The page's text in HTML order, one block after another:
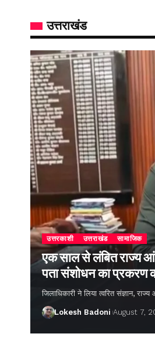
उत्तराखंड
उत्तरकाशी उत्तराखंड सामाजिक
एक साल से लंबित राज्य
पता संशोधन का प्रकरण
जिलाधिकारी ने लिया त्वरित संज्ञान,
Lokesh Badoni August 7,